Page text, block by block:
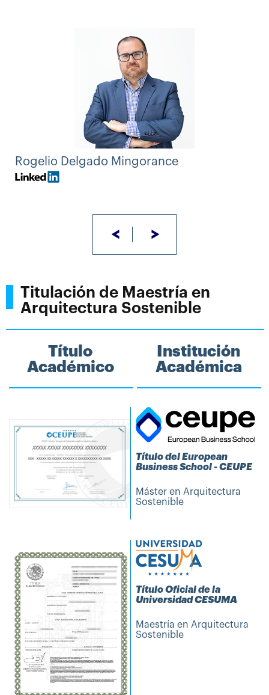
Rogelio Delgado Mingorance
< >
Titulación de Maestría en
Arquitectura Sostenible
Título
Académico
Institución
Académica
Título del European
Business School - CEUPE
Máster en Arquitectura
Sostenible
Título Oficial de la
Universidad CESUMA
Maestría en Arquitectura
Sostenible